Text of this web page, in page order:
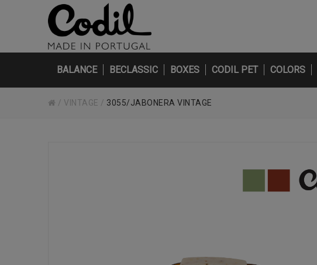
BALANCE BECLASSIC BOXES CODIL PET COLORS
/ VINTAGE / 3055/JABONERA VINTAGE